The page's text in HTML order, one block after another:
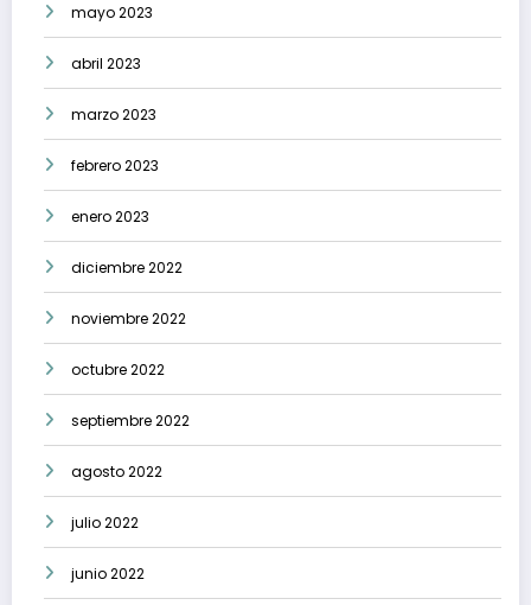
mayo 2023
abril 2023
marzo 2023
febrero 2023
enero 2023
diciembre 2022
noviembre 2022
octubre 2022
septiembre 2022
agosto 2022
julio 2022
junio 2022